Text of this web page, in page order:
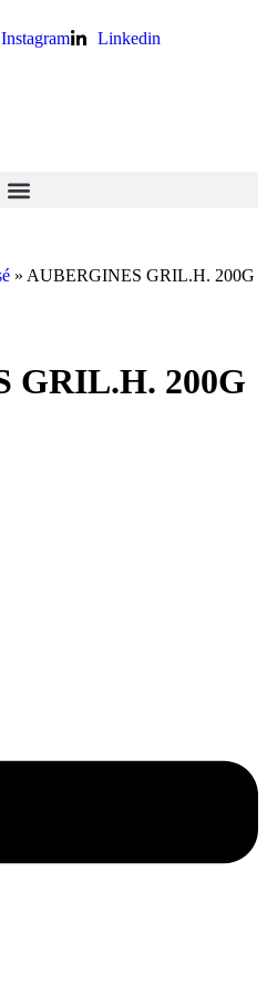
Instagram Linkedin
» AUBERGINES GRIL.H. 200G
GRIL.H. 200G